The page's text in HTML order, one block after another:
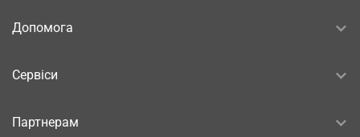
Допомога
Сервіси
Партнерам